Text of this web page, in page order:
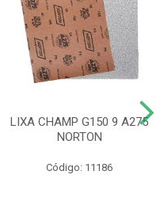
LIXA CHAMP G150 9 A275
NORTON
Código: 11186